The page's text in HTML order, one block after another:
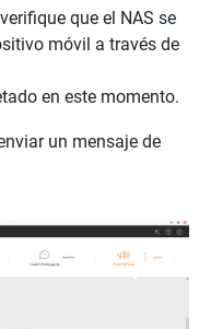
que el NAS se
móvil a través de
en este momento.
un mensaje de